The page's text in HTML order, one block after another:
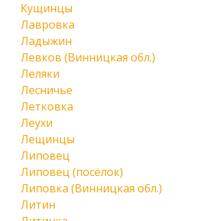
Кущинцы
Лавровка
Ладыжин
Левков (Винницкая обл.)
Леляки
Лесничье
Летковка
Леухи
Лещинцы
Липовец
Липовец (посёлок)
Липовка (Винницкая обл.)
Литин